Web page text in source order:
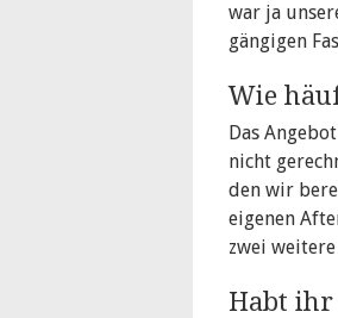
war ja
gängigen
Wie
Das
nicht
den wir
eigenen
zwei weitere
Habt ihr